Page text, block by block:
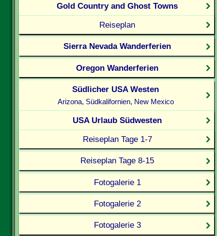
Gold Country and Ghost Towns
Reiseplan
Sierra Nevada Wanderferien
Oregon Wanderferien
Südlicher USA Westen
Arizona, Südkalifornien, New Mexico
USA Urlaub Südwesten
Reiseplan Tage 1-7
Reiseplan Tage 8-15
Fotogalerie 1
Fotogalerie 2
Fotogalerie 3